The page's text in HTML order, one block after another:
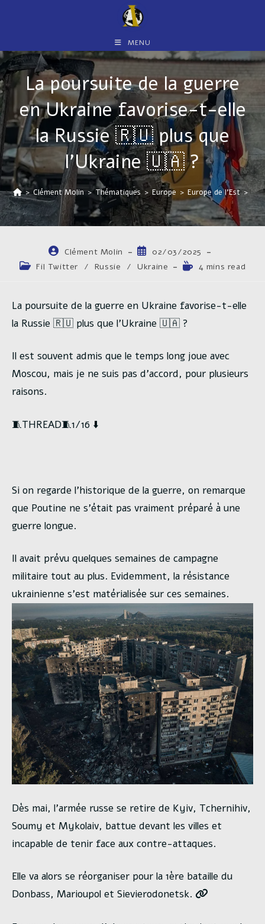
MENU
La poursuite de la guerre
en Ukraine favorise-t-elle
la Russie 🇷🇺 plus que
l’Ukraine 🇺🇦 ?
> Clément Molin > Thématiques > Europe > Europe de l'Est >
Auteur/autrice
de
la
Clément Molin
Publication
publiée :
02/03/2025
PostFil Twitter / Russie / Ukraine
Temps4 mins read
La poursuite de la guerre en Ukraine favorise-t-elle
la Russie 🇷🇺 plus que l’Ukraine 🇺🇦 ?
Il est souvent admis que le temps long joue avec
Moscou, mais je ne suis pas d’accord, pour plusieurs
raisons.
🧵THREAD🧵1/16 ⬇️
Si on regarde l’historique de la guerre, on remarque
que Poutine ne s’était pas vraiment préparé à une
guerre longue.
Il avait prévu quelques semaines de campagne
militaire tout au plus. Evidemment, la résistance
ukrainienne s’est matérialisée sur ces semaines.
Dès mai, l’armée russe se retire de Kyiv, Tchernihiv,
Soumy et Mykolaiv, battue devant les villes et
incapable de tenir face aux contre-attaques.
Elle va alors se réorganiser pour la 1ère bataille du
Donbass, Marioupol et Sievierodonetsk.